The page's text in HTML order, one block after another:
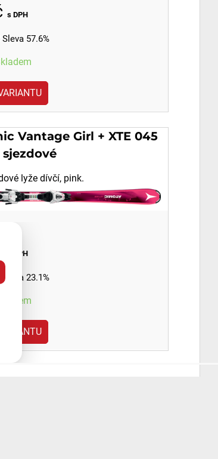
s DPH
Sleva 57.6%
Vantage Girl + XTE 045
lyže dívčí, pink.
s DPH
Sleva 23.1%
Skladem